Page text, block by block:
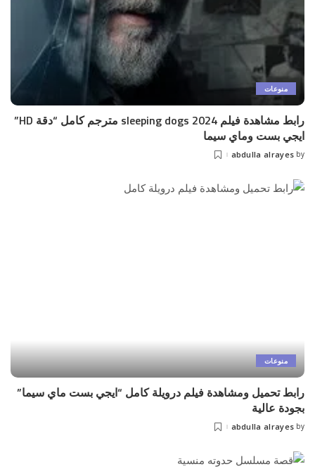
منوعات
رابط مشاهدة فيلم sleeping dogs 2024 مترجم كامل “دقة HD”
ايجي بست وماي سيما
Posted
by
abdulla alrayes
منوعات
رابط تحميل ومشاهدة فيلم درويلة كامل “ايجي بست ماي سيما”
بجودة عالية
Posted
by
abdulla alrayes